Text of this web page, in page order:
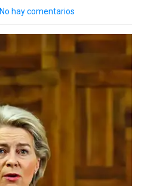
No hay comentarios